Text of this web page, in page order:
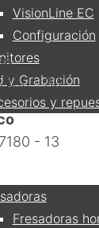
VisionLine EC
Configuración
y Grabación
y
Fresadoras
- 30
- 13